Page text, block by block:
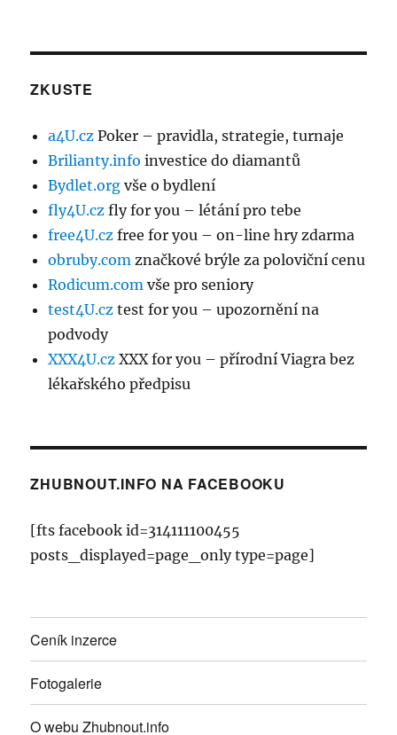
ZKUSTE
a4U.cz Poker – pravidla, strategie, turnaje
Brilianty.info investice do diamantů
Bydlet.org vše o bydlení
fly4U.cz fly for you – létání pro tebe
free4U.cz free for you – on-line hry zdarma
obruby.com značkové brýle za poloviční cenu
Rodicum.com vše pro seniory
test4U.cz test for you – upozornění na
podvody
XXX4U.cz XXX for you – přírodní Viagra bez
lékařského předpisu
ZHUBNOUT.INFO NA FACEBOOKU
[fts facebook id=314111100455
posts_displayed=page_only type=page]
Ceník inzerce
Fotogalerie
O webu Zhubnout.info